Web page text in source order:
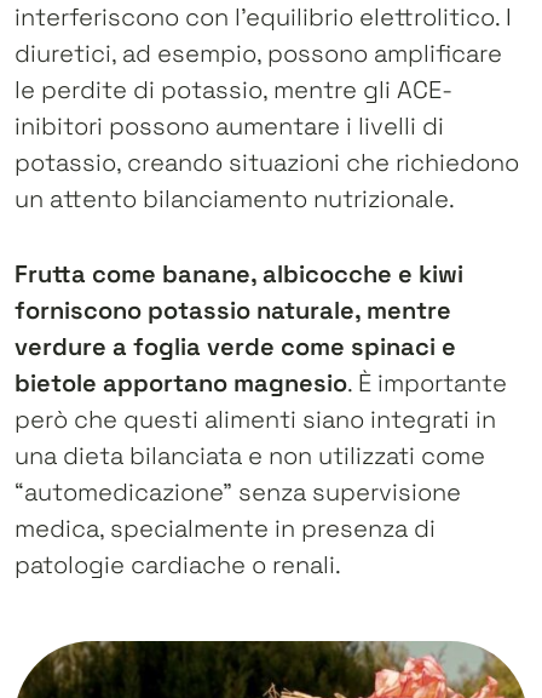
interferiscono con l’equilibrio elettrolitico. I
diuretici, ad esempio, possono amplificare
le perdite di potassio, mentre gli ACE-
inibitori possono aumentare i livelli di
potassio, creando situazioni che richiedono
un attento bilanciamento nutrizionale.
Frutta come banane, albicocche e kiwi
forniscono potassio naturale, mentre
verdure a foglia verde come spinaci e
bietole apportano magnesio. È importante
però che questi alimenti siano integrati in
una dieta bilanciata e non utilizzati come
“automedicazione” senza supervisione
medica, specialmente in presenza di
patologie cardiache o renali.